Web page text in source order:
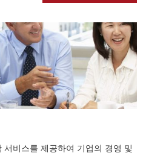
비스를 제공하여 기업의 경영 및